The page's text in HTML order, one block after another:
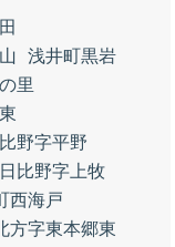
浅井町黒岩
里
野字平野
比野字上牧
西海戸
方字東本郷東